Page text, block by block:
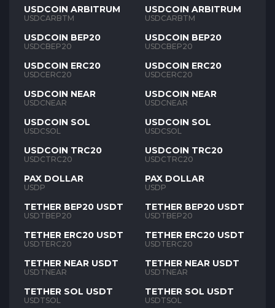
USDCOIN ARBITRUM
USDCARBTM
USDCOIN BEP20
USDCBEP20
USDCOIN ERC20
USDCERC20
USDCOIN NEAR
USDCNEAR
USDCOIN SOL
USDCSOL
USDCOIN TRC20
USDCTRC20
PAX DOLLAR
USDP
TETHER BEP20 USDT
USDTBEP20
TETHER ERC20 USDT
USDTERC20
TETHER NEAR USDT
USDTNEAR
TETHER SOL USDT
USDTSOL
USDCOIN ARBITRUM
USDCARBTM
USDCOIN BEP20
USDCBEP20
USDCOIN ERC20
USDCERC20
USDCOIN NEAR
USDCNEAR
USDCOIN SOL
USDCSOL
USDCOIN TRC20
USDCTRC20
PAX DOLLAR
USDP
TETHER BEP20 USDT
USDTBEP20
TETHER ERC20 USDT
USDTERC20
TETHER NEAR USDT
USDTNEAR
TETHER SOL USDT
USDTSOL